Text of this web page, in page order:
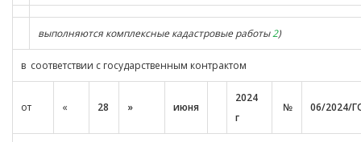
выполняются комплексные кадастровые работы2)
в соответствии с государственным контрактом
от « 28 » июня
2024
г
№ 06/2024/